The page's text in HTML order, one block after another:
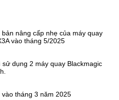
nâng cấp nhẹ của máy quay
vào tháng 5/2025
sử dụng 2 máy quay Blackmagic
tháng 3 năm 2025